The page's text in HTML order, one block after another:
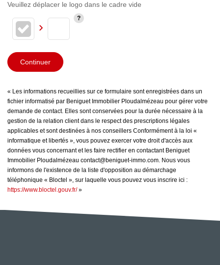
Veuillez déplacer le logo dans le cadre vide
Continuer
« Les informations recueillies sur ce formulaire sont enregistrées dans un
fichier informatisé par Beniguet Immobilier Ploudalmézeau pour gérer votre
demande de contact. Elles sont conservées pour la durée nécessaire à la
gestion de la relation client dans le respect des prescriptions légales
applicables et sont destinées à nos conseillers Conformément à la loi «
informatique et libertés », vous pouvez exercer votre droit d'accès aux
données vous concernant et les faire rectifier en contactant Beniguet
Immobilier Ploudalmézeau contact@beniguet-immo.com. Nous vous
informons de l'existence de la liste d'opposition au démarchage
téléphonique « Bloctel », sur laquelle vous pouvez vous inscrire ici :
https://www.bloctel.gouv.fr/»